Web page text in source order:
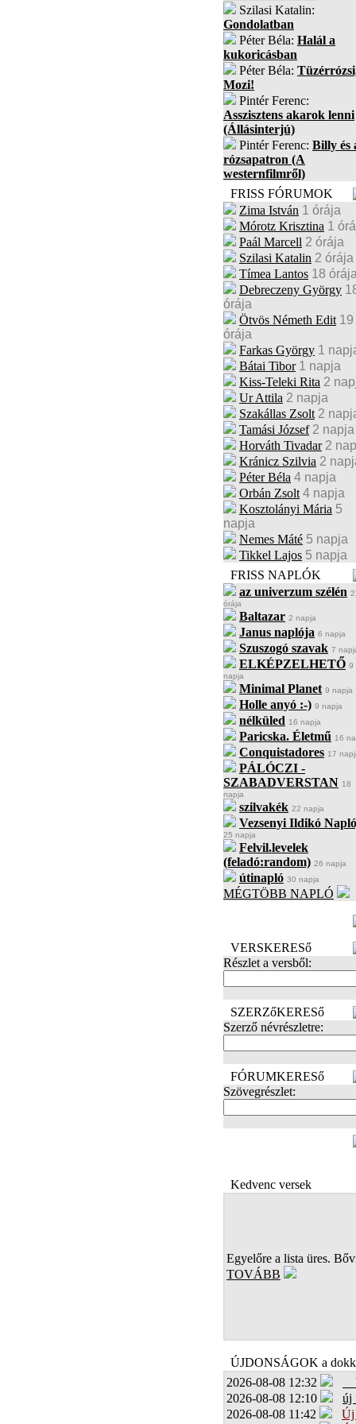
Szilasi Katalin:
Gondolatban
Péter Béla: Halál a
kukoricásban
Péter Béla:
Mozi!
Pintér Ferenc:
Asszisztens akarok lenni
(Állásinterjú)
Pintér Ferenc: Billy és
rózsapatron (A
westernfilmről)
FRISS FÓRUMOK
Zima István 1 órája
Mórotz Krisztina 1
Paál Marcell 2 órája
Szilasi Katalin 2 órája
Tímea Lantos 18 órája
Debreczeny György
órája
Ötvös Németh Edit 19
órája
Farkas György 1
Bátai Tibor 1 napja
Kiss-Teleki Rita 2
Ur Attila 2 napja
Szakállas Zsolt 2
Tamási József 2 napja
Horváth Tivadar 2
Kránicz Szilvia 2
Péter Béla 4 napja
Orbán Zsolt 4 napja
Kosztolányi Mária 5
napja
Nemes Máté 5 napja
Tikkel Lajos 5 napja
FRISS NAPLÓK
az univerzum szélén
órája
Baltazar 2 napja
Janus naplója 6 napja
Szuszogó szavak 7
ELKÉPZELHETŐ 9
napja
Minimal Planet 9 napja
Holle anyó :-) 9 napja
nélküled 16 napja
Paricska. Életmű 16
Conquistadores 17
PÁLÓCZI -
SZABADVERSTAN 18
napja
szilvakék 22 napja
Vezsenyi Ildikó
25 napja
Felvil.levelek
(feladó:random) 26 napja
útinapló 30 napja
MÉGTÖBB NAPLÓ
VERSKERESő
Részlet a versből:
SZERZőKERESő
Szerző névrészletre:
FÓRUMKERESő
Szövegrészlet:
Kedvenc versek
Egyelőre a lista üres.
TOVÁBB
ÚJDONSÁGOK a
2026-08-08 12:32
2026-08-08 12:10
új
2026-08-08 11:42
Új